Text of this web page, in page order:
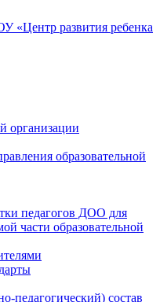
«Центр развития ребенка
организации
образовательной
педагогов ДОО для
части образовательной
педагогический) состав